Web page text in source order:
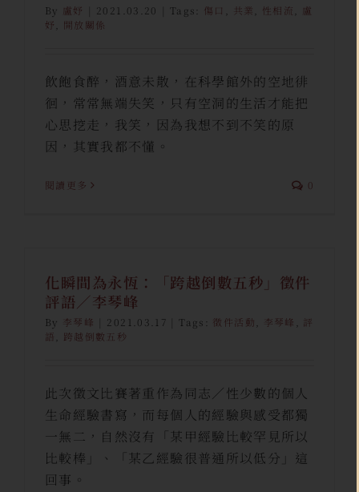
By 盧妤 2021.03.20 Tags: 傷口 共業 性相流
盧
妤
開放關係
飲飽食醉，酒意未散，在科學館外的空地徘
徊，常常無端失笑，只有空洞的生活才能把
心思挖走，我笑，因為我想不到不笑的原
因，其實我都不懂。
閱讀更多 0
化瞬間為永恆：「跨越倒數五秒」徵件
評語／李琴峰
By 李琴峰 2021.03.17 Tags: 徵件活動 李琴峰
評
語
跨越倒數五秒
此次徵文比賽著重作為同志／性少數的個人
生命經驗書寫，而每個人的經驗與感受都獨
一無二，自然沒有「某甲經驗比較罕見所以
比較棒」、「某乙經驗很普通所以低分」這
回事。